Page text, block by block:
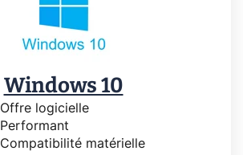
Windows 10
Offre logicielle
Performant
Compatibilité matérielle